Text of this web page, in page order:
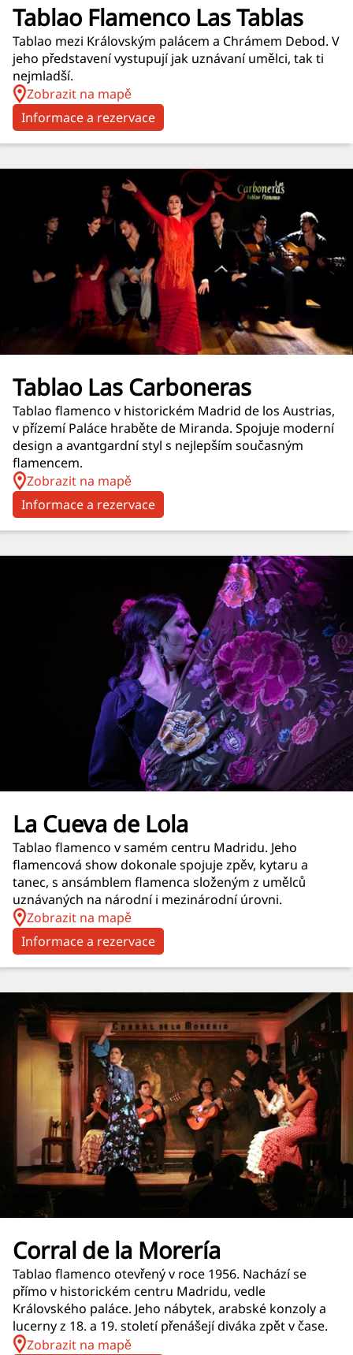
Tablao Flamenco Las Tablas
Tablao mezi Královským palácem a Chrámem Debod. V
jeho představení vystupují jak uznávaní umělci, tak ti
nejmladší.
Zobrazit na mapě
Informace a rezervace
Tablao Las Carboneras
Tablao flamenco v historickém Madrid de los Austrias,
v přízemí Paláce hraběte de Miranda. Spojuje moderní
design a avantgardní styl s nejlepším současným
flamencem.
Zobrazit na mapě
Informace a rezervace
La Cueva de Lola
Tablao flamenco v samém centru Madridu. Jeho
flamencová show dokonale spojuje zpěv, kytaru a
tanec, s ansámblem flamenca složeným z umělců
uznávaných na národní i mezinárodní úrovni.
Zobrazit na mapě
Informace a rezervace
Corral de la Morería
Tablao flamenco otevřený v roce 1956. Nachází se
přímo v historickém centru Madridu, vedle
Královského paláce. Jeho nábytek, arabské konzoly a
lucerny z 18. a 19. století přenášejí diváka zpět v čase.
Zobrazit na mapě